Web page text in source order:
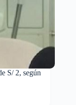
S/ 2, según